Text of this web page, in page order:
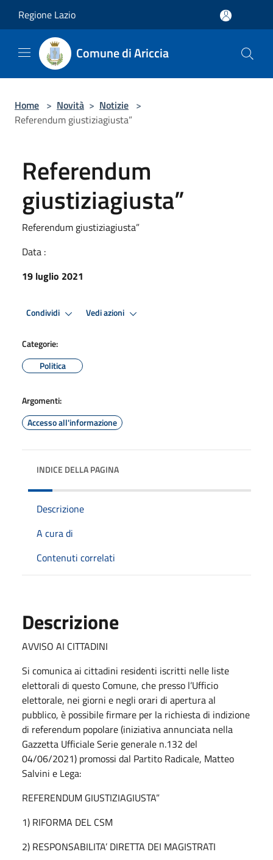
Regione Lazio
Comune di Ariccia
Home > Novità > Notizie >
Referendum giustiziagiusta”
Referendum
giustiziagiusta”
Referendum giustiziagiusta”
Data :
19 luglio 2021
Condividi Vedi azioni
Categorie:
Politica
Argomenti:
Accesso all'informazione
INDICE DELLA PAGINA
Descrizione
A cura di
Contenuti correlati
Descrizione
AVVISO AI CITTADINI
Si comunica ai cittadini residenti iscritti nelle liste
elettorali di questo Comune, che presso l’Ufficio
elettorale, nei giorni e negli orari di apertura al
pubblico, è possibile firmare per la richiesta di indizione
di referendum popolare (iniziativa annunciata nella
Gazzetta Ufficiale Serie generale n.132 del
04/06/2021) promossi dal Partito Radicale, Matteo
Salvini e Lega:
REFERENDUM GIUSTIZIAGIUSTA”
1) RIFORMA DEL CSM
2) RESPONSABILITA’ DIRETTA DEI MAGISTRATI